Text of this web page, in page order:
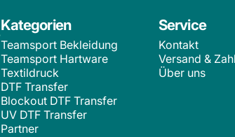
Kategorien
Teamsport Bekleidung
Teamsport Hartware
Textildruck
DTF Transfer
Blockout DTF Transfer
UV DTF Transfer
Partner
Service
Kontakt
Versand &
Über uns